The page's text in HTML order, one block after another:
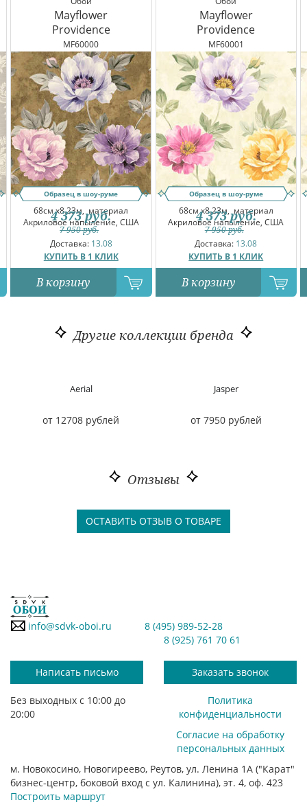
Mayflower
Providence
MF60000
Образец в шоу-руме
68см x8.23м, материал
Акриловое напыление, США
Доставка: 13.08
КУПИТЬ В 1 КЛИК
7 950руб.
4 373 руб.
В корзину
Mayflower
Providence
MF60001
Образец в шоу-руме
68см x8.23м, материал
Акриловое напыление, США
Доставка: 13.08
КУПИТЬ В 1 КЛИК
7 950руб.
4 373 руб.
В корзину
Другие коллекции бренда
Aerial
от 12708 рублей
Jasper
от 7950 рублей
Отзывы
ОСТАВИТЬ ОТЗЫВ О ТОВАРЕ
info@sdvk-oboi.ru
8 (495) 989-52-28
8 (925) 761 70 61
Написать письмо Заказать звонок
Без выходных с 10:00 до
20:00
Политика
конфиденциальности
Согласие на обработку
персональных данных
м. Новокосино, Новогиреево, Реутов, ул. Ленина 1А ("Карат"
бизнес-центр, боковой вход с ул. Калинина), эт. 4, оф. 423
Построить маршрут